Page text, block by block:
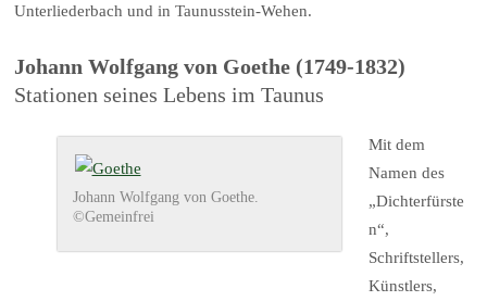
Unterliederbach und in Taunusstein-Wehen.
Johann Wolfgang von Goethe (1749-1832)
Stationen seines Lebens im Taunus
Johann Wolfgang von Goethe.
©Gemeinfrei
Mit dem
Namen des
„Dichterfürste
n“,
Schriftstellers,
Künstlers,